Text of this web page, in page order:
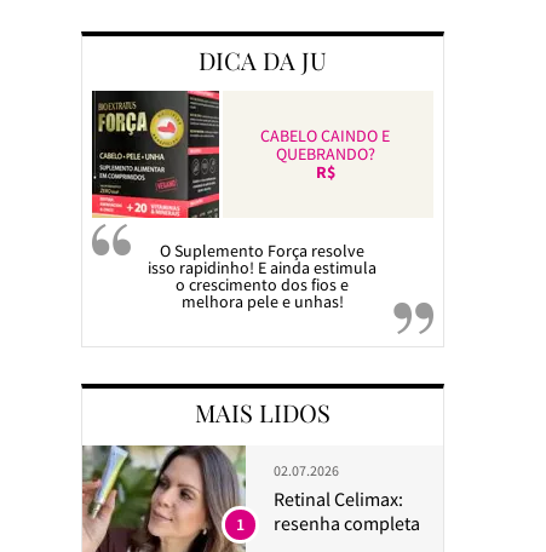
DICA DA JU
CABELO CAINDO E
QUEBRANDO?
R$
O Suplemento Força resolve
isso rapidinho! E ainda estimula
o crescimento dos fios e
melhora pele e unhas!
MAIS LIDOS
02.07.2026
Retinal Celimax:
resenha completa
1